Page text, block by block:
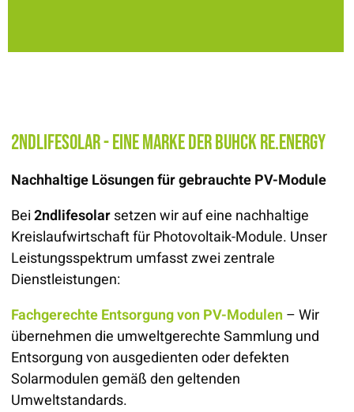
2ndlifesolar - eine Marke der Buhck Re.Energy
Nachhaltige Lösungen für gebrauchte PV-Module
Bei2ndlifesolarsetzen wir auf eine nachhaltige
Kreislaufwirtschaft für Photovoltaik-Module. Unser
Leistungsspektrum umfasst zwei zentrale
Dienstleistungen:
Fachgerechte Entsorgung von PV-Modulen – Wir
übernehmen die umweltgerechte Sammlung und
Entsorgung von ausgedienten oder defekten
Solarmodulen gemäß den geltenden
Umweltstandards.